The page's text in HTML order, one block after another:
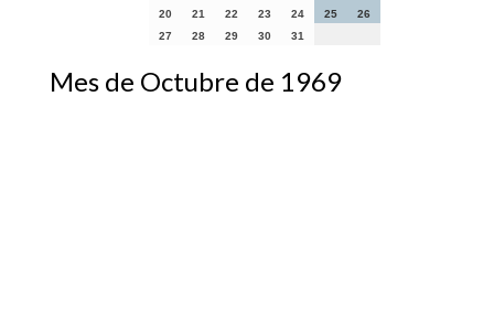
20
21 22 23 24 25
26
27
28 29 30 31
Mes de Octubre de 1969